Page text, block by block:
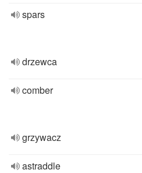
spars
drzewca
comber
grzywacz
astraddle